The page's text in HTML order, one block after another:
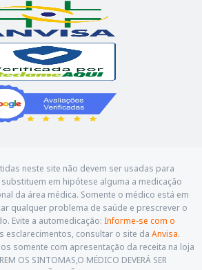
neste site não devem ser usadas para
em hipótese alguma a medicação
da área médica. Somente o médico está em
qualquer problema de saúde e prescrever o
Evite a automedicação: Informe-se com o
esclarecimentos, consultar o site da Anvisa.
somente com apresentação da receita na loja
OS SINTOMAS,O MÉDICO DEVERÁ SER